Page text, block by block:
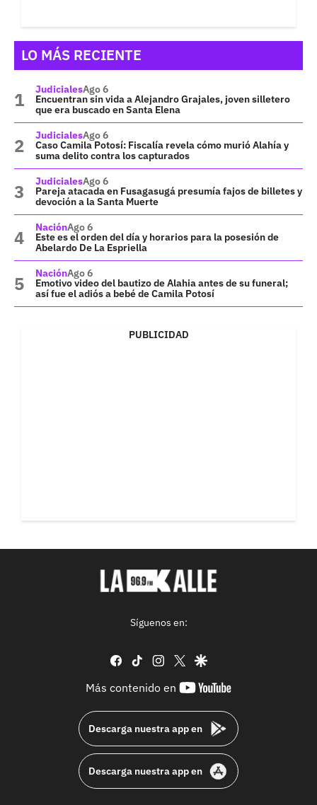
LO MÁS RECIENTE
JudicialesAgo 6
Encuentran sin vida a Alejandro Grajales, joven silletero
que era buscado en Santa Elena
JudicialesAgo 6
Caso Camila Potosí: Fiscalía revela cómo murió Alahía y
suma delito contra los capturados
JudicialesAgo 6
Pareja atacada en Fusagasugá presumía fajos de billetes y
devoción a la Santa Muerte
NaciónAgo 6
Este es el orden del día y horarios para la posesión de
Abelardo De La Espriella
NaciónAgo 6
Emotivo video del bautizo de Alahia antes de su funeral;
así fue el adiós a bebé de Camila Potosí
PUBLICIDAD
Síguenos en:
facebook
tiktok instagram
twittergoogle
Más contenido en
youtube-
Descarga nuestra app en
Descarga nuestra app en